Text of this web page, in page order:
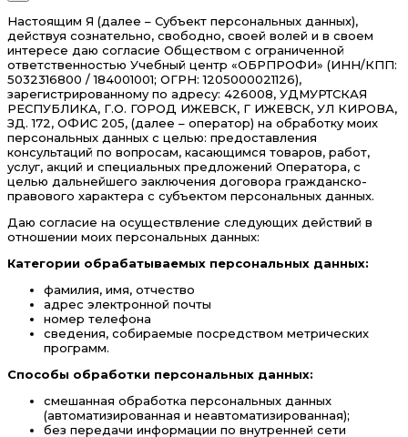
Настоящим Я (далее – Субъект персональных данных),
действуя сознательно, свободно, своей волей и в своем
интересе даю согласие Обществом с ограниченной
ответственностью Учебный центр «ОБРПРОФИ» (ИНН/КПП:
5032316800 / 184001001; ОГРН: 1205000021126),
зарегистрированному по адресу: 426008, УДМУРТСКАЯ
РЕСПУБЛИКА, Г.О. ГОРОД ИЖЕВСК, Г ИЖЕВСК, УЛ КИРОВА,
ЗД. 172, ОФИС 205, (далее – оператор) на обработку моих
персональных данных с целью: предоставления
консультаций по вопросам, касающимся товаров, работ,
услуг, акций и специальных предложений Оператора, с
целью дальнейшего заключения договора гражданско-
правового характера с субъектом персональных данных.
Даю согласие на осуществление следующих действий в
отношении моих персональных данных:
Категории обрабатываемых персональных данных:
фамилия, имя, отчество
адрес электронной почты
номер телефона
сведения, собираемые посредством метрических
программ.
Способы обработки персональных данных:
смешанная обработка персональных данных
(автоматизированная и неавтоматизированная);
без передачи информации по внутренней сети